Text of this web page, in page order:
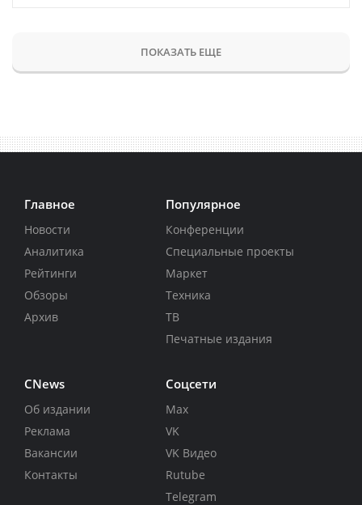
ПОКАЗАТЬ ЕЩЕ
Главное
Новости
Аналитика
Рейтинги
Обзоры
Архив
Популярное
Конференции
Специальные проекты
Маркет
Техника
ТВ
Печатные издания
CNews
Об издании
Реклама
Вакансии
Контакты
Соцсети
Max
VK
VK Видео
Rutube
Telegram